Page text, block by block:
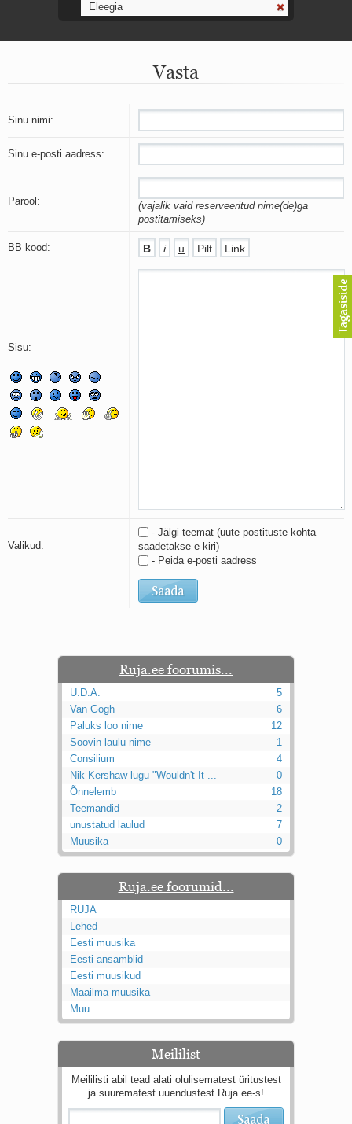
Eleegia
Ahtumine
Mu isamaa on minu arm
Ih-ih-hii ja ah-ah-haa
Päikeselapsed
Laul võimalusest
Nii vaikseks kõik on jäänud
Mis saab sellest loomusevalust
Avanemine
Kassimäng
Läänemere lained
Üle müüri
Valgusemaastikud
Vasta
Sinu nimi:
Sinu e-posti aadress:
Parool:
(vajalik vaid reserveeritud nime(de)ga
postitamiseks)
BB kood:
Sisu:
Valikud:
- Jälgi teemat (uute postituste kohta
saadetakse e-kiri)
- Peida e-posti aadress
Ruja.ee foorumis...
U.D.A.
5
Van Gogh
6
Paluks loo nime
12
Soovin laulu nime
1
Consilium
4
Nik Kershaw lugu "Wouldn't It ...
0
Õnnelemb
18
Teemandid
2
unustatud laulud
7
Muusika
0
Ruja.ee foorumid...
RUJA
Lehed
Eesti muusika
Eesti ansamblid
Eesti muusikud
Maailma muusika
Muu
Meililist
Meililisti abil tead alati olulisematest üritustest
ja suurematest uuendustest Ruja.ee-s!